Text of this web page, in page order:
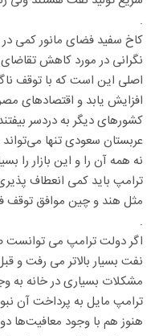
.
کاخ سفید فضای مانور کمی در
اصلی این است که با توقف
افزایش یابد و اقتصادهای
کشورهای دیگر به دردسر
عربستان سعودی تنها
نه همه آن را و این بازار را
ترامپ باید کمی انعطاف
مثل هند و چین موافق توقف
.
اگر دولت ترامپ می توانست
نفت بسیار بالاتر می رفت و
مشکلات بسیاری در خانه به
ترامپ مایل به پرداخت آن
هنوز هم با وجود معافیت‌ها